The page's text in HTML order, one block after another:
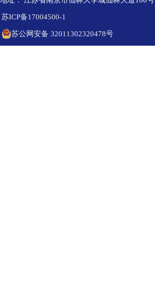
苏ICP备17004500-1
苏公网安备 32011302320478号